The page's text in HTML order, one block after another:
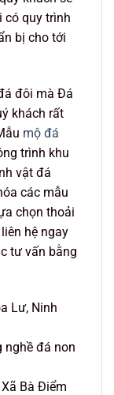
có quy trình
bị cho tới
đôi mà Đá
khách rất
mộ đá
trình khu
vật đá
các mẫu
chọn thoải
hệ ngay
tư vấn bằng
Lư, Ninh
nghề đá non
Bà Điểm